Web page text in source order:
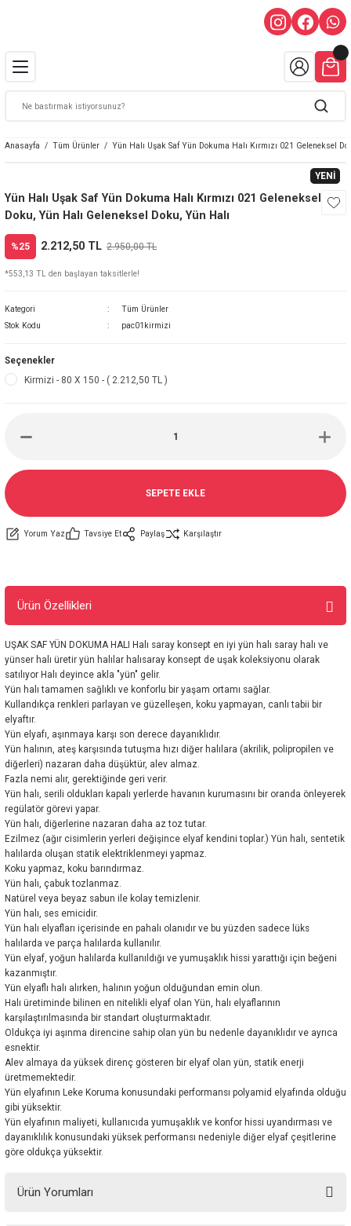
Anasayfa Tüm Ürünler Yün Halı Uşak Saf Yün Dokuma Halı Kırmızı 021 Geleneksel
YENİ
Yün Halı Uşak Saf Yün Dokuma Halı Kırmızı 021 Geleneksel
Doku, Yün Halı Geleneksel Doku, Yün Halı
%25 2.212,50 TL 2.950,00 TL
*553,13 TL den başlayan taksitlerle!
Kategori
Tüm Ürünler
Stok Kodu
pac01kirmizi
Seçenekler
Kirmizi - 80 X 150 - ( 2.212,50 TL )
SEPETE EKLE
Yorum Yaz Tavsiye Et Paylaş Karşılaştır
Ürün Özellikleri
UŞAK SAF YÜN DOKUMA HALI Halı saray konsept en iyi yün halı saray halı ve
yünser halı üretir yün halılar halısaray konsept de uşak koleksiyonu olarak
satılıyor Halı deyince akla "yün" gelir.
Yün halı tamamen sağlıklı ve konforlu bir yaşam ortamı sağlar.
Kullandıkça renkleri parlayan ve güzelleşen, koku yapmayan, canlı tabii bir
elyaftır.
Yün elyafı, aşınmaya karşı son derece dayanıklıdır.
Yün halının, ateş karşısında tutuşma hızı diğer halılara (akrilik, polipropilen ve
diğerleri) nazaran daha düşüktür, alev almaz.
Fazla nemi alır, gerektiğinde geri verir.
Yün halı, serili oldukları kapalı yerlerde havanın kurumasını bir oranda önleyerek
regülatör görevi yapar.
Yün halı, diğerlerine nazaran daha az toz tutar.
Ezilmez (ağır cisimlerin yerleri değişince elyaf kendini toplar.) Yün halı, sentetik
halılarda oluşan statik elektriklenmeyi yapmaz.
Koku yapmaz, koku barındırmaz.
Yün halı, çabuk tozlanmaz.
Natürel veya beyaz sabun ile kolay temizlenir.
Yün halı, ses emicidir.
Yün halı elyafları içerisinde en pahalı olanıdır ve bu yüzden sadece lüks
halılarda ve parça halılarda kullanılır.
Yün elyaf, yoğun halılarda kullanıldığı ve yumuşaklık hissi yarattığı için beğeni
kazanmıştır.
Yün elyaflı halı alırken, halının yoğun olduğundan emin olun.
Halı üretiminde bilinen en nitelikli elyaf olan Yün, halı elyaflarının
karşılaştırılmasında bir standart oluşturmaktadır.
Oldukça iyi aşınma direncine sahip olan yün bu nedenle dayanıklıdır ve ayrıca
esnektir.
Alev almaya da yüksek direnç gösteren bir elyaf olan yün, statik enerji
üretmemektedir.
Yün elyafının Leke Koruma konusundaki performansı polyamid elyafında olduğu
gibi yüksektir.
Yün elyafının maliyeti, kullanıcıda yumuşaklık ve konfor hissi uyandırması ve
dayanıklılık konusundaki yüksek performansı nedeniyle diğer elyaf çeşitlerine
göre oldukça yüksektir.
Ürün Yorumları